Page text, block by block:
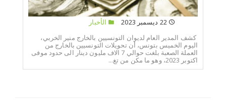
22 ديسمبر 2023
الأخبار
كشف المدير العام لديوان التونسيين بالخارج منير الخربي،
اليوم الخميس بتونس، أن تحويلات التونسيين بالخارج من
العملة الصعبة بلغت حوالي 7 الاف مليون دينار الى حدود موفى
اكتوبر 2023، وهو ما مكن من تغ...